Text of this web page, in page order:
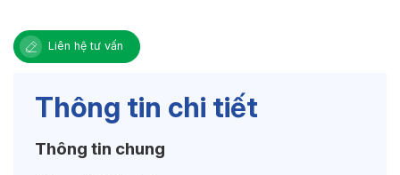
Liên hệ tư vấn
Thông tin chi tiết
Thông tin chung